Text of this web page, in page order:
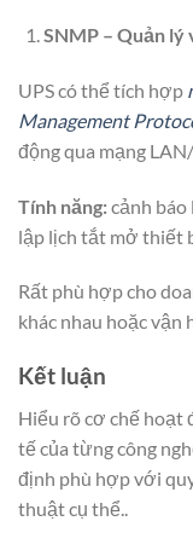
SNMP – Quản lý
UPS có thể tích hợp
Management
động qua mạng
Tính năng:cảnh báo
lập lịch tắt mở thiết
Rất phù hợp cho
khác nhau hoặc vận
Kết luận
Hiểu rõ cơ chế hoạt
tế của từng công
định phù hợp với
thuật cụ thể..